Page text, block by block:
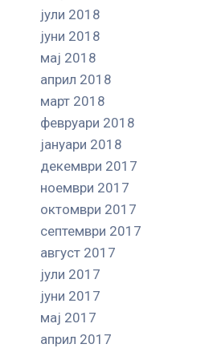
јули 2018
јуни 2018
мај 2018
април 2018
март 2018
февруари 2018
јануари 2018
декември 2017
ноември 2017
октомври 2017
септември 2017
август 2017
јули 2017
јуни 2017
мај 2017
април 2017